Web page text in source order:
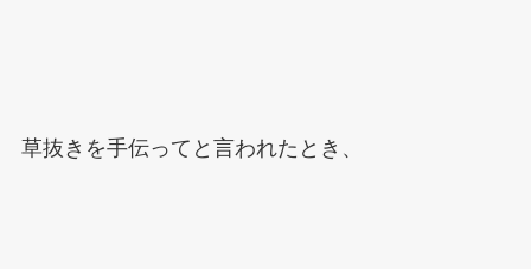
草抜きを手伝ってと言われたとき、